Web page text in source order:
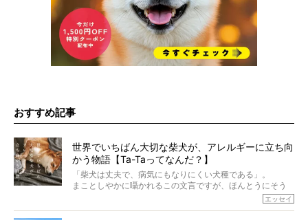
おすすめ記事
世界でいちばん大切な柴犬が、アレルギーに立ち向
かう物語【Ta-Taってなんだ？】
「柴犬は丈夫で、病気にもなりにくい犬種である」。
まことしやかに囁かれるこの文言ですが、ほんとうにそう
もちろん、犬種としての完成度がとてつもなく高い柴犬だ
エッセイ